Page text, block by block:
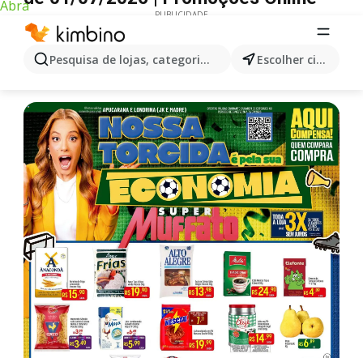
Abra
Pesquisa de lojas, categorias,produtos... Escolher cidade
PUBLICIDADE